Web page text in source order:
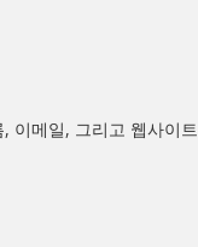
이메일, 그리고 웹사이